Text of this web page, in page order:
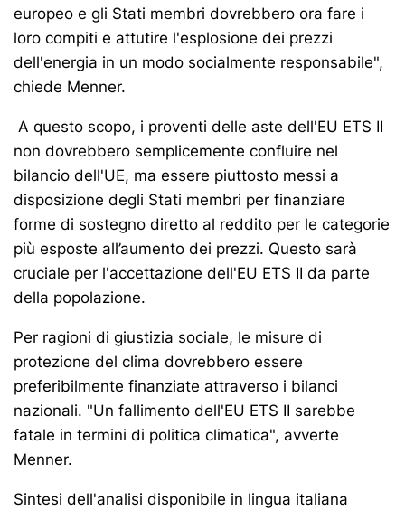
europeo e gli Stati membri dovrebbero ora fare i
loro compiti e attutire l'esplosione dei prezzi
dell'energia in un modo socialmente responsabile",
chiede Menner.
A questo scopo, i proventi delle aste dell'EU ETS II
non dovrebbero semplicemente confluire nel
bilancio dell'UE, ma essere piuttosto messi a
disposizione degli Stati membri per finanziare
forme di sostegno diretto al reddito per le categorie
più esposte all’aumento dei prezzi. Questo sarà
cruciale per l'accettazione dell'EU ETS II da parte
della popolazione.
Per ragioni di giustizia sociale, le misure di
protezione del clima dovrebbero essere
preferibilmente finanziate attraverso i bilanci
nazionali. "Un fallimento dell'EU ETS II sarebbe
fatale in termini di politica climatica", avverte
Menner.
Sintesi dell'analisi disponibile in lingua italiana